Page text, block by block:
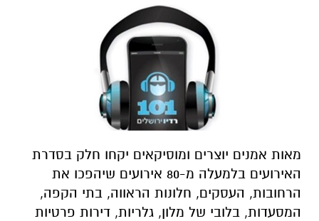
מאות אמנים יוצרים ומוסיקאים יקחו חלק בסדרת
האירועים בלמעלה מ-80 אירועים שיהפכו את
הרחובות, העסקים, חלונות הראווה, בתי הקפה,
המסעדות, בלובי של מלון, גלריות, דירות פרטיות